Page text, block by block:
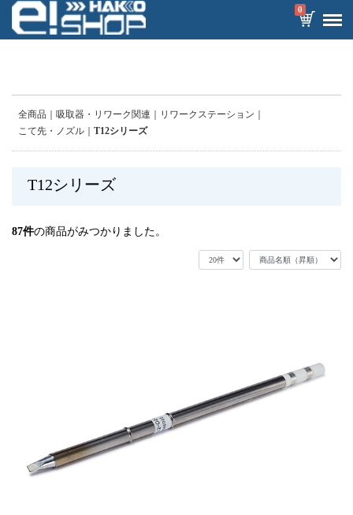
0
全商品 吸取器・リワーク関連
リワークステーション
こて先・ノズル
T12シリーズ
T12シリーズ
87件の商品がみつかりました。